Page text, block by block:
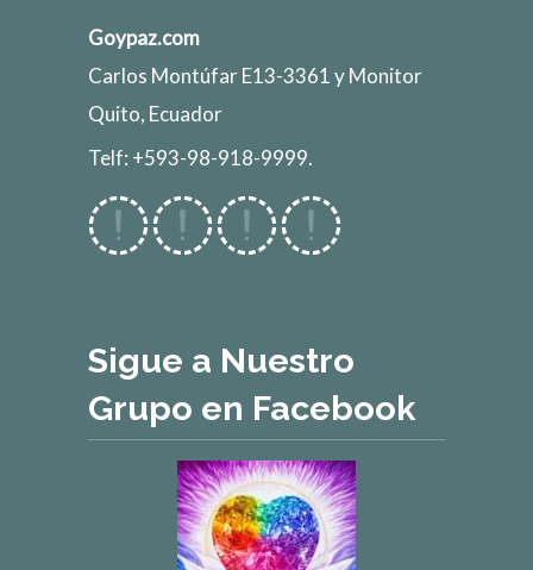
Goypaz.com
Carlos Montúfar E13-3361 y Monitor
Quito, Ecuador
Telf: +593-98-918-9999.
Sigue a Nuestro
Grupo en Facebook